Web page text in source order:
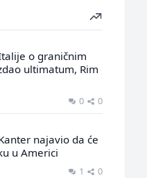
o graničnim
ultimatum, Rim
0 0
najavio da će
u Americi
1 0